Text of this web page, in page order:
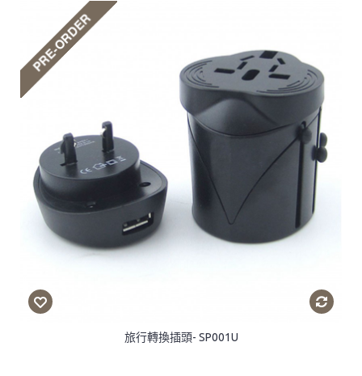
旅行轉換插頭- SP001U